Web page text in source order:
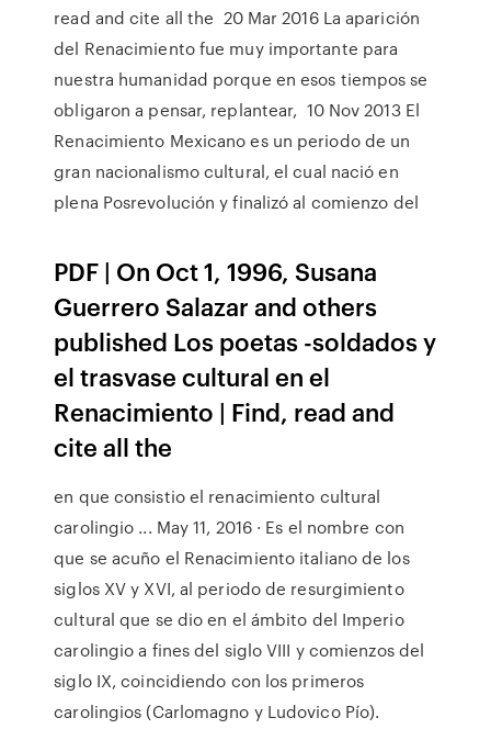
read and cite all the 20 Mar 2016 La aparición
del Renacimiento fue muy importante para
nuestra humanidad porque en esos tiempos se
obligaron a pensar, replantear, 10 Nov 2013 El
Renacimiento Mexicano es un periodo de un
gran nacionalismo cultural, el cual nació en
plena Posrevolución y finalizó al comienzo del
PDF | On Oct 1, 1996, Susana
Guerrero Salazar and others
published Los poetas -soldados y
el trasvase cultural en el
Renacimiento | Find, read and
cite all the
en que consistio el renacimiento cultural
carolingio ... May 11, 2016 · Es el nombre con
que se acuño el Renacimiento italiano de los
siglos XV y XVI, al periodo de resurgimiento
cultural que se dio en el ámbito del Imperio
carolingio a fines del siglo VIII y comienzos del
siglo IX, coincidiendo con los primeros
carolingios (Carlomagno y Ludovico Pío).